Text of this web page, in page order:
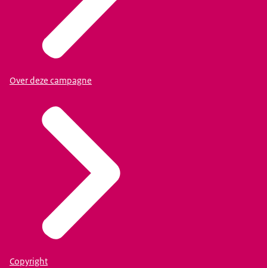
Over deze campagne
Copyright